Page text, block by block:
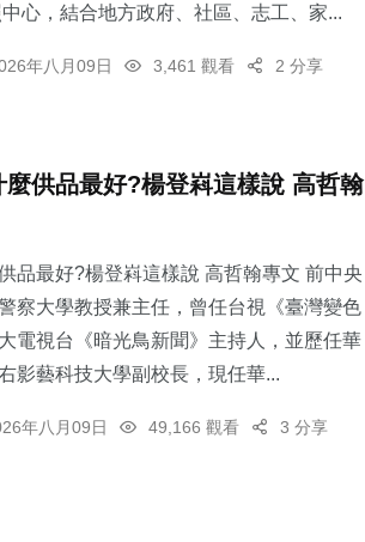
心，結合地方政府、社區、志工、家...
年八月09日 3,461 觀看 2 分享
供品最好?楊登嵙這樣說 高哲翰
品最好?楊登嵙這樣說 高哲翰專文 前中央
察大學教授兼主任，曾任台視《臺灣變色
電視台《暗光鳥新聞》主持人，並歷任華
影藝科技大學副校長，現任華...
年八月09日 49,166 觀看 3 分享
673+
綜合新聞
48
文教 社會